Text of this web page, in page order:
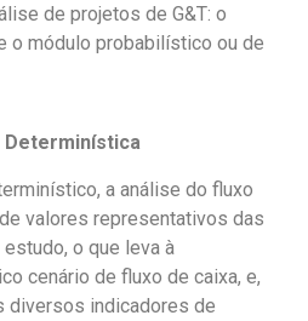
de projetos de G&T: o
o módulo probabilístico ou de
Determinística
a análise do fluxo
valores representativos das
o que leva à
cenário de fluxo de caixa, e,
diversos indicadores de